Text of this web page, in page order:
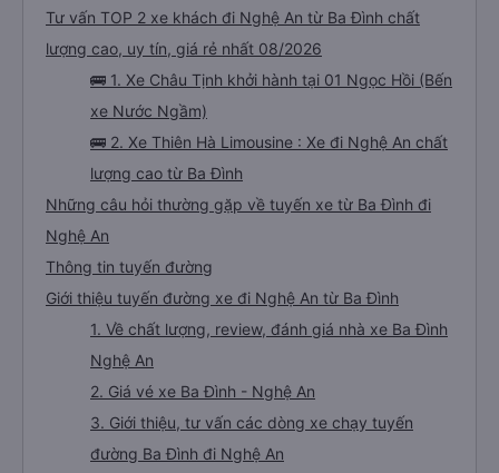
Tư vấn TOP 2 xe khách đi Nghệ An từ Ba Đình chất
lượng cao, uy tín, giá rẻ nhất 08/2026
🚌 1. Xe Châu Tịnh khởi hành tại 01 Ngọc Hồi (Bến
xe Nước Ngầm)
🚌 2. Xe Thiên Hà Limousine : Xe đi Nghệ An chất
lượng cao từ Ba Đình
Những câu hỏi thường gặp về tuyến xe từ Ba Đình đi
Nghệ An
Thông tin tuyến đường
Giới thiệu tuyến đường xe đi Nghệ An từ Ba Đình
1. Về chất lượng, review, đánh giá nhà xe Ba Đình
Nghệ An
2. Giá vé xe Ba Đình - Nghệ An
3. Giới thiệu, tư vấn các dòng xe chạy tuyến
đường Ba Đình đi Nghệ An